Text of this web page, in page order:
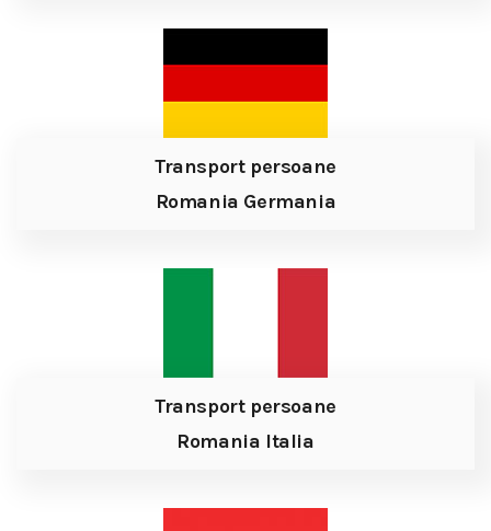
Transport persoane
Romania Germania
Transport persoane
Romania Italia